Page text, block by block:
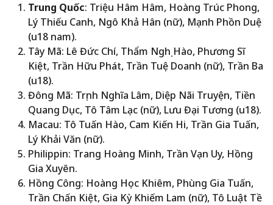
Trung Quốc: Triệu Hâm Hâm, Hoàng Trúc Phong,
Lý Thiếu Canh, Ngô Khả Hân (nữ), Mạnh Phồn Duệ
(u18 nam).
Tây Mã: Lê Đức Chí, Thẩm Nghị Hào, Phương Sĩ
Kiệt, Trần Hữu Phát, Trần Tuệ Doanh (nữ), Trần Ba
(u18).
Đông Mã: Trịnh Nghĩa Lâm, Diệp Nãi Truyện, Tiền
Quang Dục, Tô Tâm Lạc (nữ), Lưu Đại Tương (u18).
Macau: Tô Tuấn Hào, Cam Kiến Hi, Trần Gia Tuấn,
Lý Khải Văn (nữ).
Philippin: Trang Hoàng Minh, Trần Vạn Uy, Hồng
Gia Xuyên.
Hồng Công: Hoàng Học Khiêm, Phùng Gia Tuấn,
Trần Chấn Kiệt, Gia Kỳ Khiếm Lam (nữ), Tô Luật Tề